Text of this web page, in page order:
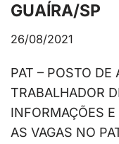
GUAÍRA/SP
26/08/2021
PAT – POSTO DE
TRABALHADOR
INFORMAÇÕES
AS VAGAS NO